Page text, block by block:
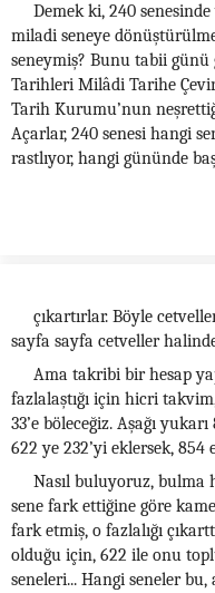
Demek ki, 240
miladi seneye
seneymiş? Bunu tabii
Tarihleri Milâdi Tarihe
Tarih Kurumu’nun
Açarlar, 240 senesi hangi
rastlıyor, hangi gününde
çıkartırlar. Böyle
sayfa sayfa cetveller
Ama takribi bir hesap
fazlalaştığı için hicri
33’e böleceğiz. Aşağı
622 ye 232’yi eklersek,
Nasıl buluyoruz, bulma
sene fark ettiğine göre
fark etmiş, o fazlalığı
olduğu için, 622 ile onu
seneleri... Hangi seneler bu,